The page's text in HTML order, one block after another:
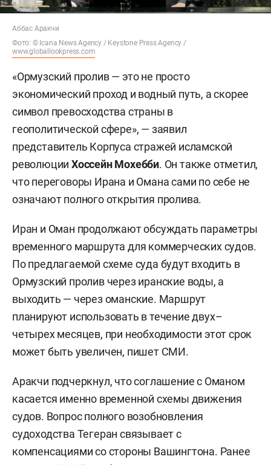
Аббас Аракчи
Фото: © Icana News Agency / Keystone Press Agency /
www.globallookpress.com
«Ормузский пролив — это не просто
экономический проход и водный путь, а скорее
символ превосходства страны в
геополитической сфере», — заявил
представитель Корпуса стражей исламской
революцииХоссейн Мохебби. Он также отметил,
что переговоры Ирана и Омана сами по себе не
означают полного открытия пролива.
Иран и Оман продолжают обсуждать параметры
временного маршрута для коммерческих судов.
По предлагаемой схеме суда будут входить в
Ормузский пролив через иранские воды, а
выходить — через оманские. Маршрут
планируют использовать в течение двух–
четырех месяцев, при необходимости этот срок
может быть увеличен, пишет СМИ.
Аракчи подчеркнул, что соглашение с Оманом
касается именно временной схемы движения
судов. Вопрос полного возобновления
судоходства Тегеран связывает с
компенсациями со стороны Вашингтона. Ранее